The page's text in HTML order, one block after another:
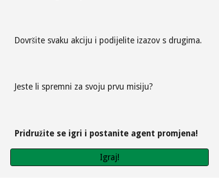
Dovršite svaku akciju i podijelite izazov s drugima.
Jeste li spremni za svoju prvu misiju?
Pridružite se igri i postanite agent promjena!
Igraj!